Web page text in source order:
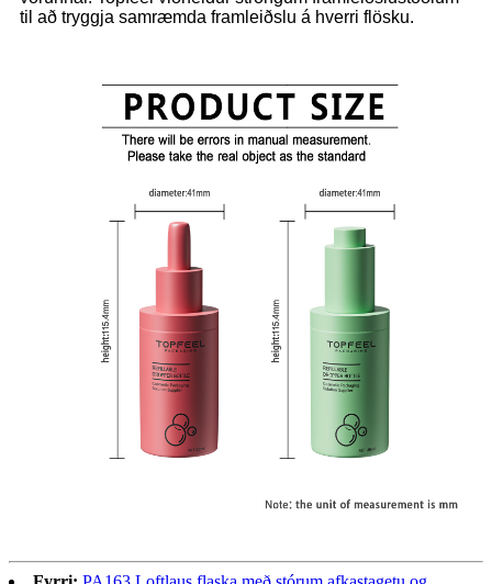
til að tryggja samræmda framleiðslu á hverri flösku.